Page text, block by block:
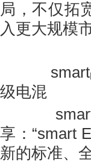
局，不仅拓
入更大规模
smart品
级电混
smart
享：“smart
新的标准、